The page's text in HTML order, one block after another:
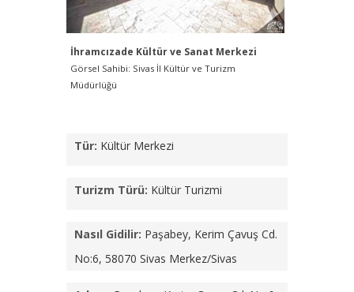
İhramcızade Kültür ve Sanat Merkezi
Görsel Sahibi: Sivas İl Kültür ve Turizm
Müdürlüğü
Tür: Kültür Merkezi
Turizm Türü: Kültür Turizmi
Nasıl Gidilir: Paşabey, Kerim Çavuş Cd.
No:6, 58070 Sivas Merkez/Sivas